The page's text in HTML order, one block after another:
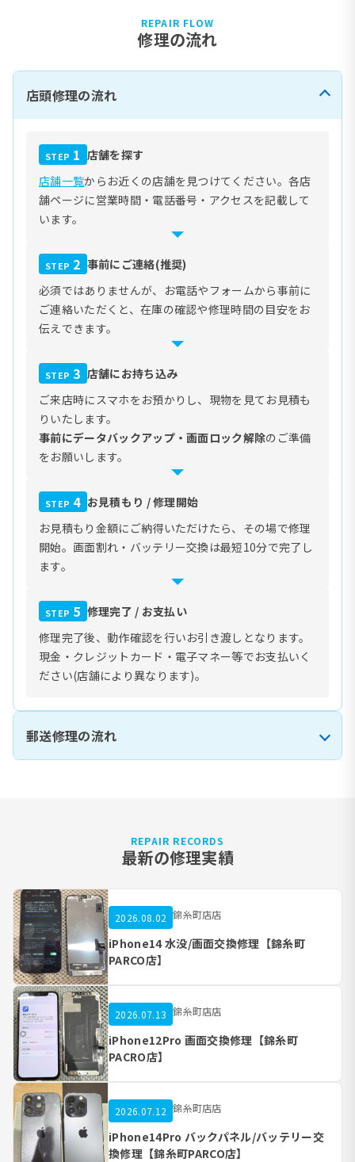
REPAIR FLOW
修理の流れ
店頭修理の流れ
STEP 1 店舗を探す
店舗一覧からお近くの店舗を見つけてください。各店
舗ページに営業時間・電話番号・アクセスを記載して
います。
STEP 2 事前にご連絡(推奨)
必須ではありませんが、お電話やフォームから事前に
ご連絡いただくと、在庫の確認や修理時間の目安をお
伝えできます。
STEP 3 店舗にお持ち込み
ご来店時にスマホをお預かりし、現物を見てお見積も
りいたします。
事前にデータバックアップ・画面ロック解除のご準備
をお願いします。
STEP 4 お見積もり / 修理開始
お見積もり金額にご納得いただけたら、その場で修理
開始。画面割れ・バッテリー交換は最短10分で完了し
ます。
STEP 5 修理完了 / お支払い
修理完了後、動作確認を行いお引き渡しとなります。
現金・クレジットカード・電子マネー等でお支払いく
ださい(店舗により異なります)。
郵送修理の流れ
REPAIR RECORDS
最新の修理実績
2026.08.02 錦糸町店店
iPhone14 水没/画面交換修理【錦糸町
PARCO店】
2026.07.13 錦糸町店店
iPhone12Pro 画面交換修理【錦糸町
PACRO店】
2026.07.12 錦糸町店店
iPhone14Pro バックパネル/バッテリー交
換修理【錦糸町PARCO店】